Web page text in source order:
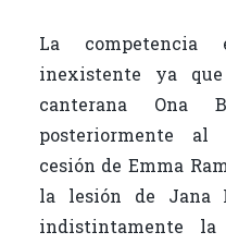
La
inexistente ya
canterana
posteriormente al
cesión de Emma
la lesión de Jana
indistintamente